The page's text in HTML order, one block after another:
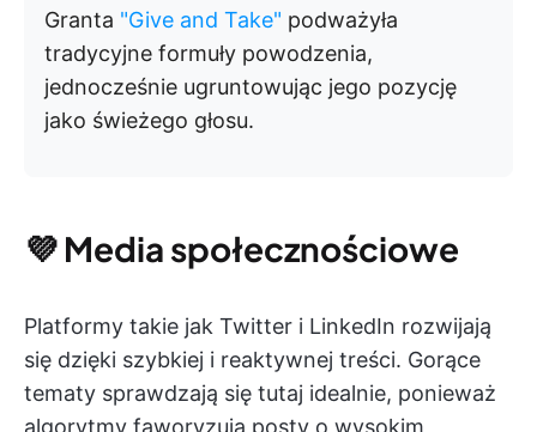
Granta "Give and Take" podważyła
tradycyjne formuły powodzenia,
jednocześnie ugruntowując jego pozycję
jako świeżego głosu.
💜 Media społecznościowe
Platformy takie jak Twitter i LinkedIn rozwijają
się dzięki szybkiej i reaktywnej treści. Gorące
tematy sprawdzają się tutaj idealnie, ponieważ
algorytmy faworyzują posty o wysokim